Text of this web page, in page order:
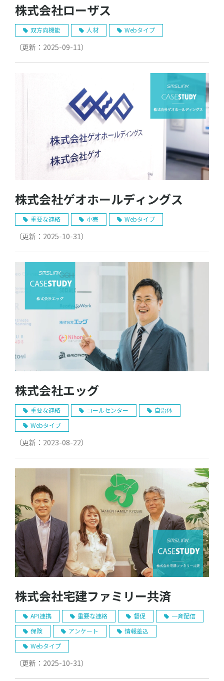
株式会社ローザス
双方向機能 人材 Webタイプ
（更新： 2025-09-11）
株式会社ゲオホールディングス
重要な連絡 小売 Webタイプ
（更新： 2025-10-31）
株式会社エッグ
重要な連絡 コールセンター
自治体
Webタイプ
（更新： 2023-08-22）
株式会社宅建ファミリー共済
API連携 重要な連絡 督促
一斉配信
保険
アンケート
情報差込
Webタイプ
（更新： 2025-10-31）